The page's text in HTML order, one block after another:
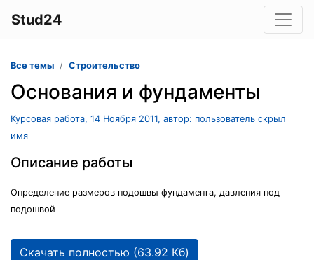
Stud24
Все темы Строительство
Основания и фундаменты
Курсовая работа, 14 Ноября 2011, автор: пользователь скрыл
имя
Описание работы
Определение размеров подошвы фундамента, давления под
подошвой
Скачать полностью (63.92 Кб)